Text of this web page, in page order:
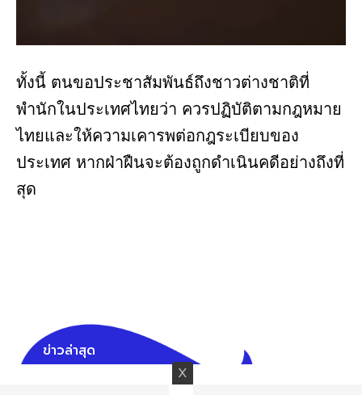
ทั้งนี้ ตนขอประชาสัมพันธ์ถึงชาวต่างชาติที่
พำนักในประเทศไทยว่า ควรปฏิบัติตามกฎหมาย
ไทยและให้ความเคารพต่อกฎระเบียบของ
ประเทศ หากฝ่าฝืนจะต้องถูกดำเนินคดีอย่างถึงที่
สุด
ข่าวล่าสุด